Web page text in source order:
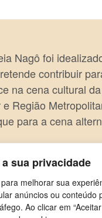
sua privacidade
melhorar sua
anúncios ou conteúdo
Ao clicar em
Nagô foi
contribuir
na cena cultural
e Região
para a cena